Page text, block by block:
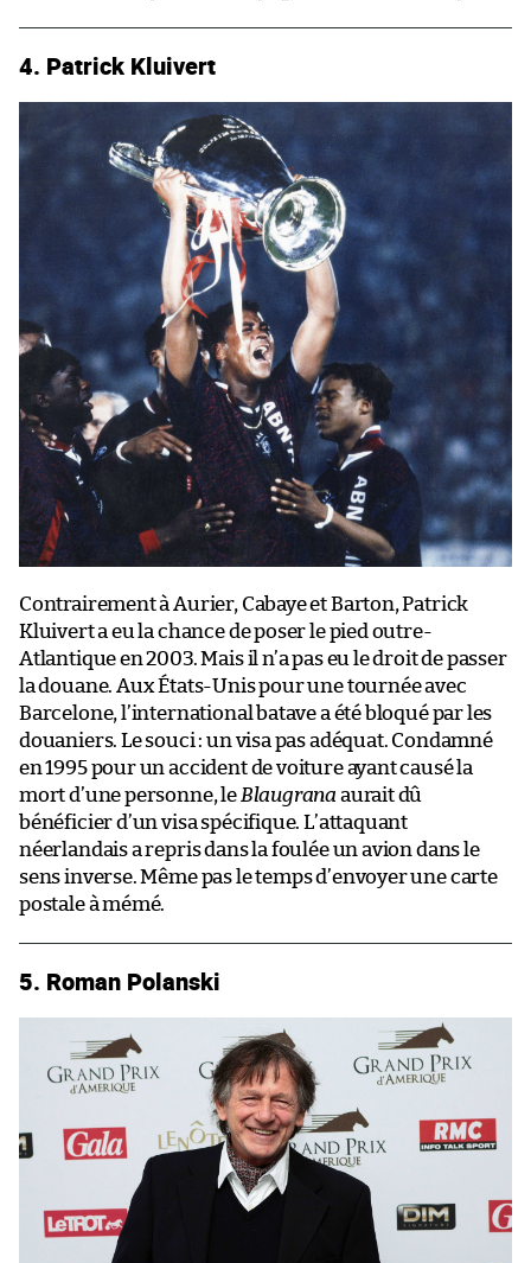
4. Patrick Kluivert
Contrairement à Aurier, Cabaye et Barton, Patrick
Kluivert a eu la chance de poser le pied outre-
Atlantique en 2003. Mais il n’a pas eu le droit de passer
la douane. Aux États-Unis pour une tournée avec
Barcelone, l’international batave a été bloqué par les
douaniers. Le souci : un visa pas adéquat. Condamné
en 1995 pour un accident de voiture ayant causé la
mort d’une personne, le Blaugrana aurait dû
bénéficier d’un visa spécifique. L’attaquant
néerlandais a repris dans la foulée un avion dans le
sens inverse. Même pas le temps d’envoyer une carte
postale à mémé.
5. Roman Polanski